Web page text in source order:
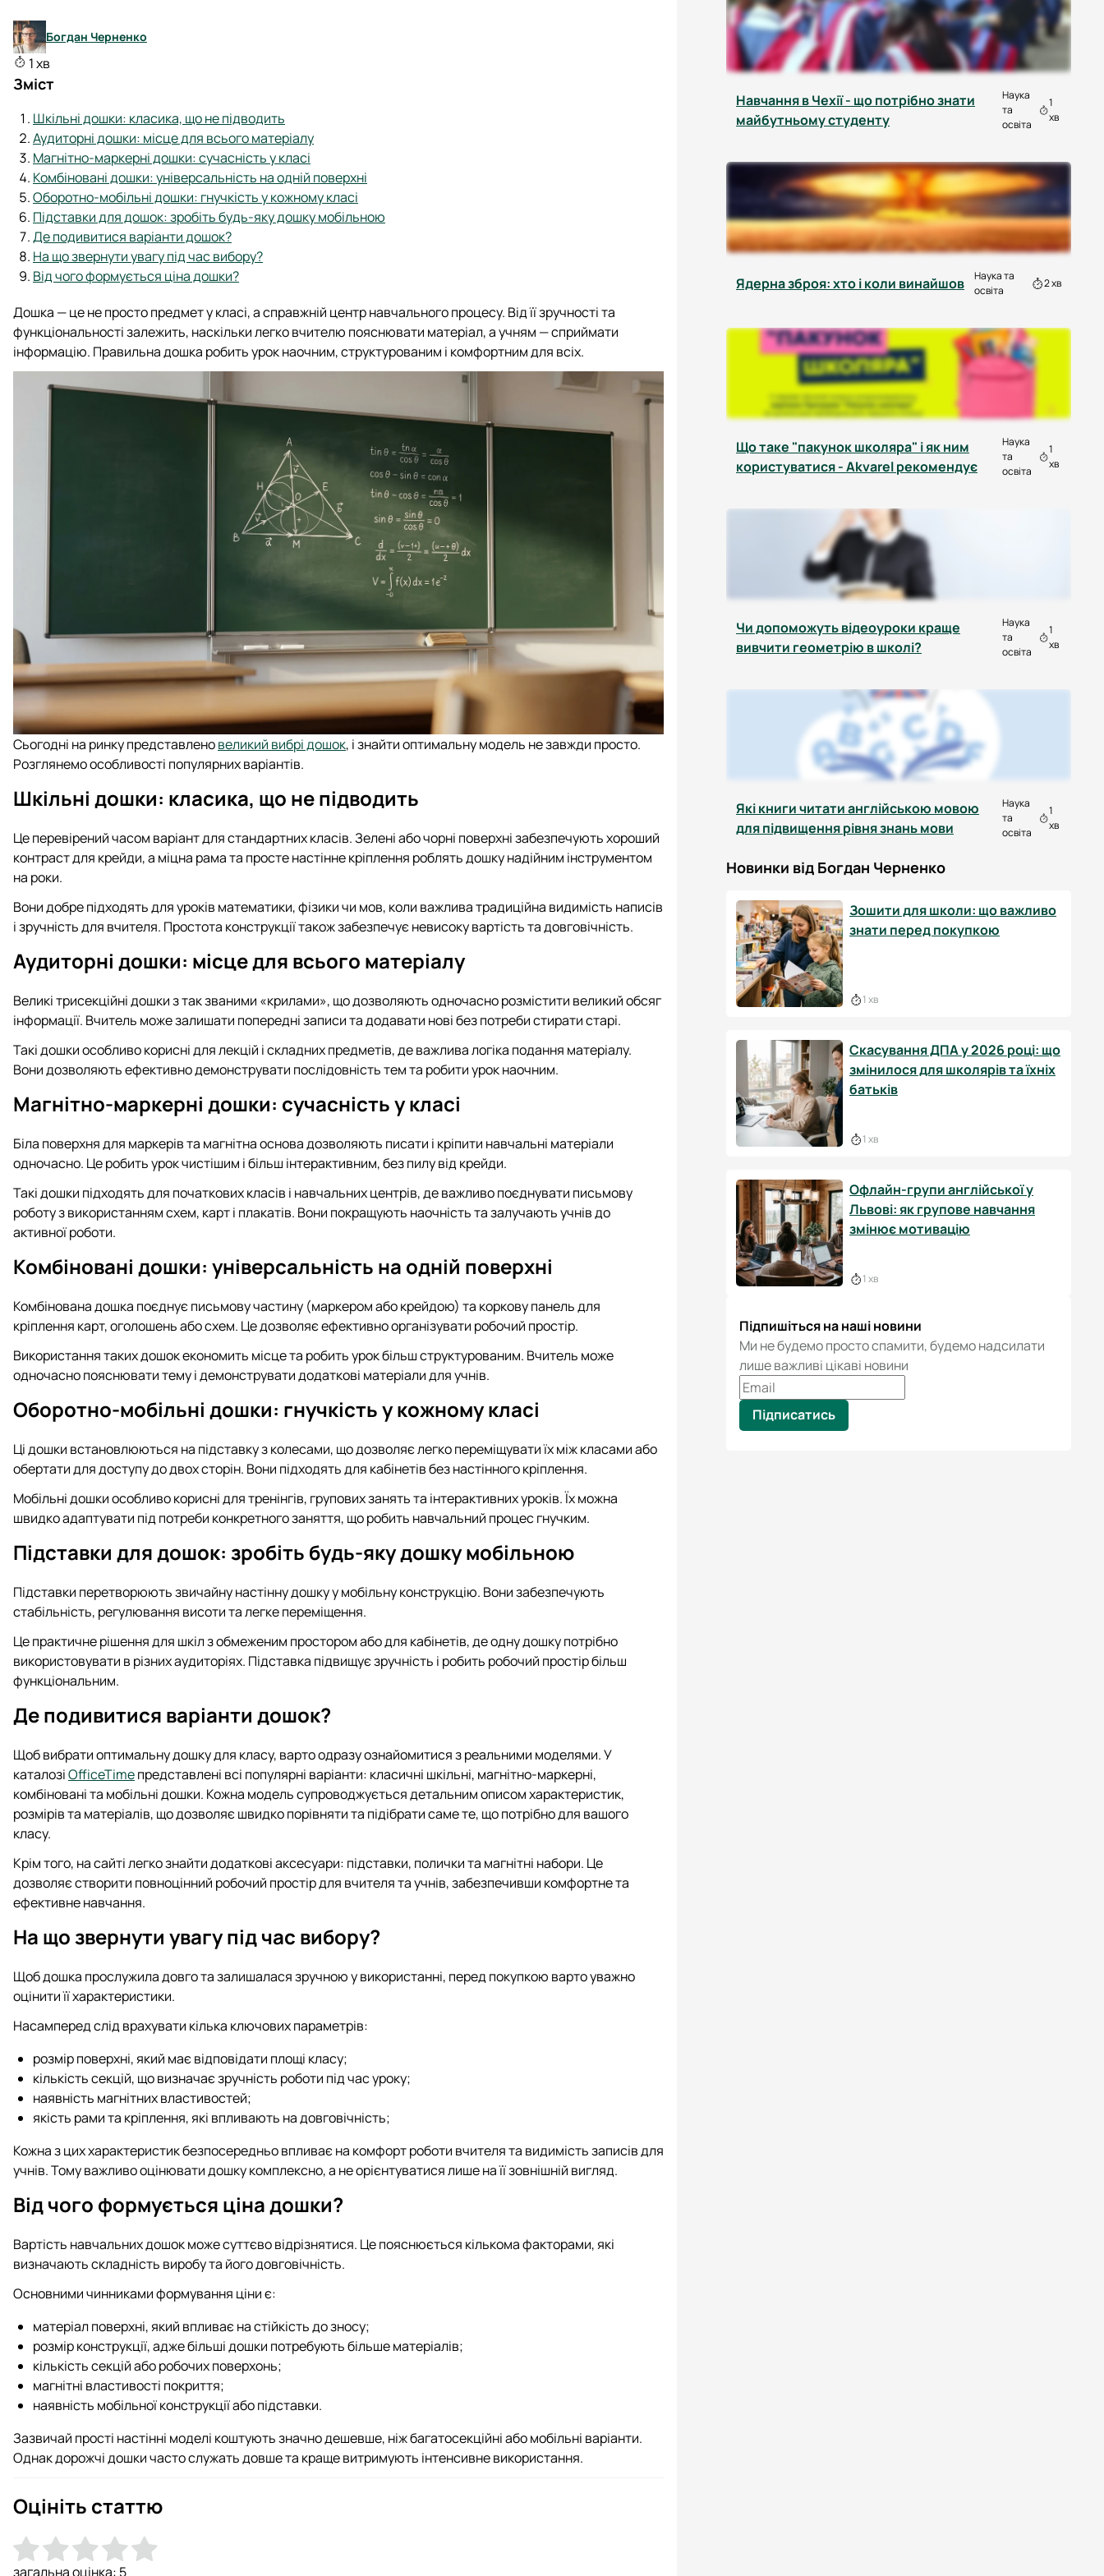
Богдан Черненко
1 хв
Зміст
Шкільні дошки: класика, що не підводить
Аудиторні дошки: місце для всього матеріалу
Магнітно-маркерні дошки: сучасність у класі
Комбіновані дошки: універсальність на одній поверхні
Оборотно-мобільні дошки: гнучкість у кожному класі
Підставки для дошок: зробіть будь-яку дошку мобільною
Де подивитися варіанти дошок?
На що звернути увагу під час вибору?
Від чого формується ціна дошки?
Дошка — це не просто предмет у класі, а справжній центр навчального процесу. Від її зручності та
функціональності залежить, наскільки легко вчителю пояснювати матеріал, а учням — сприймати
інформацію. Правильна дошка робить урок наочним, структурованим і комфортним для всіх.
Сьогодні на ринку представленовеликий вибрі дошок, і знайти оптимальну модель не завжди просто.
Розглянемо особливості популярних варіантів.
Шкільні дошки: класика, що не підводить
Це перевірений часом варіант для стандартних класів. Зелені або чорні поверхні забезпечують хороший
контраст для крейди, а міцна рама та просте настінне кріплення роблять дошку надійним інструментом
на роки.
Вони добре підходять для уроків математики, фізики чи мов, коли важлива традиційна видимість написів
і зручність для вчителя. Простота конструкції також забезпечує невисоку вартість та довговічність.
Аудиторні дошки: місце для всього матеріалу
Великі трисекційні дошки з так званими «крилами», що дозволяють одночасно розмістити великий обсяг
інформації. Вчитель може залишати попередні записи та додавати нові без потреби стирати старі.
Такі дошки особливо корисні для лекцій і складних предметів, де важлива логіка подання матеріалу.
Вони дозволяють ефективно демонструвати послідовність тем та робити урок наочним.
Магнітно-маркерні дошки: сучасність у класі
Біла поверхня для маркерів та магнітна основа дозволяють писати і кріпити навчальні матеріали
одночасно. Це робить урок чистішим і більш інтерактивним, без пилу від крейди.
Такі дошки підходять для початкових класів і навчальних центрів, де важливо поєднувати письмову
роботу з використанням схем, карт і плакатів. Вони покращують наочність та залучають учнів до
активної роботи.
Комбіновані дошки: універсальність на одній поверхні
Комбінована дошка поєднує письмову частину (маркером або крейдою) та коркову панель для
кріплення карт, оголошень або схем. Це дозволяє ефективно організувати робочий простір.
Використання таких дошок економить місце та робить урок більш структурованим. Вчитель може
одночасно пояснювати тему і демонструвати додаткові матеріали для учнів.
Оборотно-мобільні дошки: гнучкість у кожному класі
Ці дошки встановлюються на підставку з колесами, що дозволяє легко переміщувати їх між класами або
обертати для доступу до двох сторін. Вони підходять для кабінетів без настінного кріплення.
Мобільні дошки особливо корисні для тренінгів, групових занять та інтерактивних уроків. Їх можна
швидко адаптувати під потреби конкретного заняття, що робить навчальний процес гнучким.
Підставки для дошок: зробіть будь-яку дошку мобільною
Підставки перетворюють звичайну настінну дошку у мобільну конструкцію. Вони забезпечують
стабільність, регулювання висоти та легке переміщення.
Це практичне рішення для шкіл з обмеженим простором або для кабінетів, де одну дошку потрібно
використовувати в різних аудиторіях. Підставка підвищує зручність і робить робочий простір більш
функціональним.
Де подивитися варіанти дошок?
Щоб вибрати оптимальну дошку для класу, варто одразу ознайомитися з реальними моделями. У
каталозіOfficeTimeпредставлені всі популярні варіанти: класичні шкільні, магнітно-маркерні,
комбіновані та мобільні дошки. Кожна модель супроводжується детальним описом характеристик,
розмірів та матеріалів, що дозволяє швидко порівняти та підібрати саме те, що потрібно для вашого
класу.
Крім того, на сайті легко знайти додаткові аксесуари: підставки, полички та магнітні набори. Це
дозволяє створити повноцінний робочий простір для вчителя та учнів, забезпечивши комфортне та
ефективне навчання.
На що звернути увагу під час вибору?
Щоб дошка прослужила довго та залишалася зручною у використанні, перед покупкою варто уважно
оцінити її характеристики.
Насамперед слід врахувати кілька ключових параметрів:
розмір поверхні, який має відповідати площі класу;
кількість секцій, що визначає зручність роботи під час уроку;
наявність магнітних властивостей;
якість рами та кріплення, які впливають на довговічність;
Кожна з цих характеристик безпосередньо впливає на комфорт роботи вчителя та видимість записів для
учнів. Тому важливо оцінювати дошку комплексно, а не орієнтуватися лише на її зовнішній вигляд.
Від чого формується ціна дошки?
Вартість навчальних дошок може суттєво відрізнятися. Це пояснюється кількома факторами, які
визначають складність виробу та його довговічність.
Основними чинниками формування ціни є:
матеріал поверхні, який впливає на стійкість до зносу;
розмір конструкції, адже більші дошки потребують більше матеріалів;
кількість секцій або робочих поверхонь;
магнітні властивості покриття;
наявність мобільної конструкції або підставки.
Зазвичай прості настінні моделі коштують значно дешевше, ніж багатосекційні або мобільні варіанти.
Однак дорожчі дошки часто служать довше та краще витримують інтенсивне використання.
Оцініть статтю
загальна оцінка: 5
Навчання в Чехії - що потрібно знати
майбутньому студенту
Наука
та
освіта
1
хв
Ядерна зброя: хто і коли винайшов
Наука та
освіта
2 хв
Що таке "пакунок школяра" і як ним
користуватися - Akvarel рекомендує
Наука
та
освіта
1
хв
Чи допоможуть відеоуроки краще
вивчити геометрію в школі?
Наука
та
освіта
1
хв
Які книги читати англійською мовою
для підвищення рівня знань мови
Наука
та
освіта
1
хв
Новинки від Богдан Черненко
Зошити для школи: що важливо
знати перед покупкою
1 хв
Скасування ДПА у 2026 році: що
змінилося для школярів та їхніх
батьків
1 хв
Офлайн-групи англійської у
Львові: як групове навчання
змінює мотивацію
1 хв
Підпишіться на наші новини
Ми не будемо просто спамити, будемо надсилати
лише важливі цікаві новини
Підписатись